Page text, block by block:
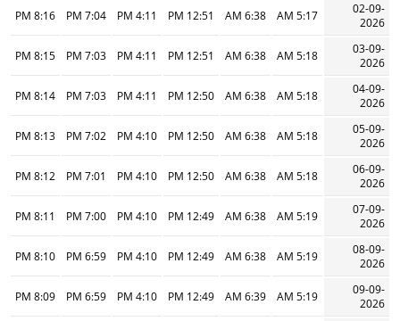
02-09-
2026
5:17 AM
6:38 AM
12:51 PM
4:11 PM
7:04 PM
8:16 PM
03-09-
2026
5:18 AM
6:38 AM
12:51 PM
4:11 PM
7:03 PM
8:15 PM
04-09-
2026
5:18 AM
6:38 AM
12:50 PM
4:11 PM
7:03 PM
8:14 PM
05-09-
2026
5:18 AM
6:38 AM
12:50 PM
4:10 PM
7:02 PM
8:13 PM
06-09-
2026
5:18 AM
6:38 AM
12:50 PM
4:10 PM
7:01 PM
8:12 PM
07-09-
2026
5:19 AM
6:38 AM
12:49 PM
4:10 PM
7:00 PM
8:11 PM
08-09-
2026
5:19 AM
6:38 AM
12:49 PM
4:10 PM
6:59 PM
8:10 PM
09-09-
2026
5:19 AM
6:39 AM
12:49 PM
4:10 PM
6:59 PM
8:09 PM